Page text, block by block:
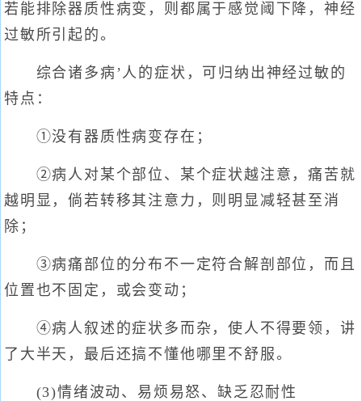
若能排除器质性病变，则都属于感觉阈下降，神经
过敏所引起的。
综合诸多病’人的症状，可归纳出神经过敏的
特点：
①没有器质性病变存在；
②病人对某个部位、某个症状越注意，痛苦就
越明显，倘若转移其注意力，则明显减轻甚至消
除；
③病痛部位的分布不一定符合解剖部位，而且
位置也不固定，或会变动；
④病人叙述的症状多而杂，使人不得要领，讲
了大半天，最后还搞不懂他哪里不舒服。
(3)情绪波动、易烦易怒、缺乏忍耐性